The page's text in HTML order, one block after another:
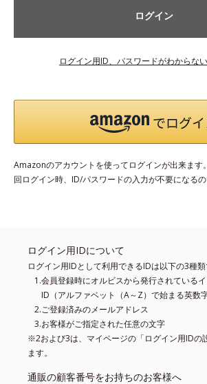
ログイン
ログイン用ID、パスワードがわからな
Amazonのアカウントを使ってログインが出来ます
回ログイン時、ID/パスワードの入力が不要になるの
ログイン用IDについて
ログイン用IDとして利用できるIDは以下の3種類
会員登録時にオルビスから発行されている
ID（アルファベット（A～Z）で始まる英数字
ご登録済みのメールアドレス
お客様がご指定された任意の文字
※2および3は、マイページの「ログイン用IDの
ます。
通販の顧客番号をお持ちのお客様へ